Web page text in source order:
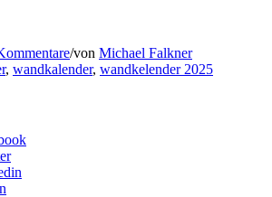
/von Michael Falkner
, wandkalender, wandkelender 2025